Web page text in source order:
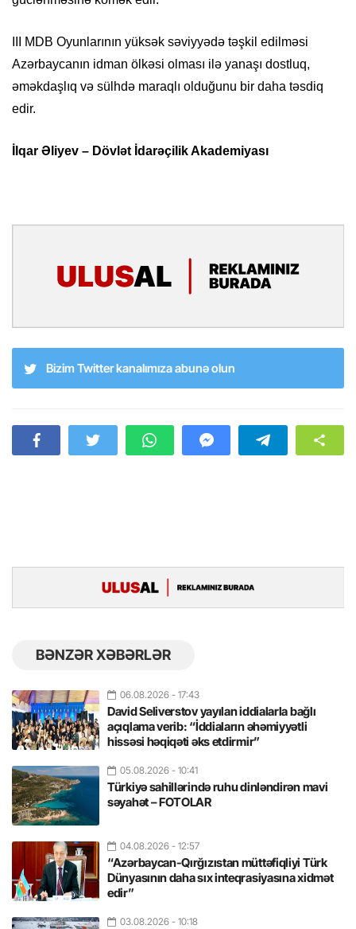
III MDB Oyunlarının yüksək səviyyədə təşkil edilməsi
Azərbaycanın idman ölkəsi olması ilə yanaşı dostluq,
əməkdaşlıq və sülhdə maraqlı olduğunu bir daha təsdiq
edir.
İlqar Əliyev – Dövlət İdarəçilik Akademiyası
Bizim Twitter kanalımıza abunə olun
BƏNZƏR XƏBƏRLƏR
06.08.2026 - 17:43
David Seliverstov yayılan iddialarla bağlı
açıqlama verib: “İddiaların əhəmiyyətli
hissəsi həqiqəti əks etdirmir”
05.08.2026 - 10:41
Türkiyə sahillərində ruhu dinləndirən mavi
səyahət – FOTOLAR
04.08.2026 - 12:57
“Azərbaycan-Qırğızıstan müttəfiqliyi Türk
Dünyasının daha sıx inteqrasiyasına xidmət
edir”
03.08.2026 - 10:18